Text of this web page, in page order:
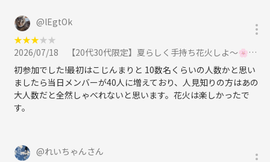
@lEgtOk
★★★★★
2026/07/18
【20代30代限定】夏らしく手持ち花火しよ〜🌸🌸🌸他の花火もあるよ〜🦊🦊に参加
初参加でした!最初はこじんまりと 10数名くらいの人数かと思い
ましたら当日メンバーが40人に増えており、人見知りの方はあの
大人数だと全然しゃべれないと思います。花火は楽しかったで
す。
@れいちゃんさん